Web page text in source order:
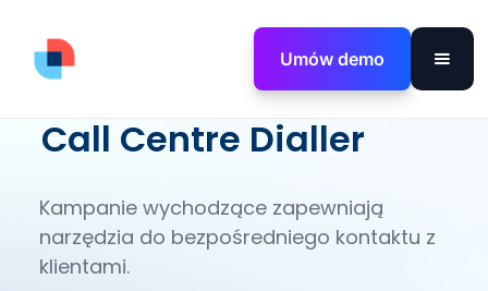
Umów demo
Call Centre Dialler
Kampanie wychodzące zapewniają
narzędzia do bezpośredniego kontaktu z
klientami.